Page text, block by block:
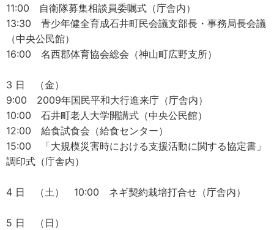
11:00 自衛隊募集相談員委嘱式（庁舎内）
13:30 青少年健全育成石井町民会議支部長・事務局長会議
（中央公民館）
16:00 名西郡体育協会総会（神山町広野支所）
3 日 （金）
9:00 2009年国民平和大行進来庁（庁舎内）
10:00 石井町老人大学開講式（中央公民館）
12:00 給食試食会（給食センター）
15:00 「大規模災害時における支援活動に関する協定書」
調印式（庁舎内）
4 日 （土） 10:00 ネギ契約栽培打合せ（庁舎内）
5 日 （日）